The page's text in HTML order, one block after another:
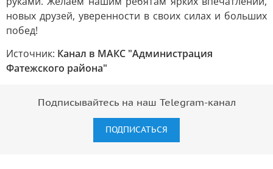
новых друзей, уверенности в своих силах и больших
побед!
Источник: Канал в МАКС "Администрация
Фатежского района"
Подписывайтесь на наш Telegram-канал
ПОДПИСАТЬСЯ